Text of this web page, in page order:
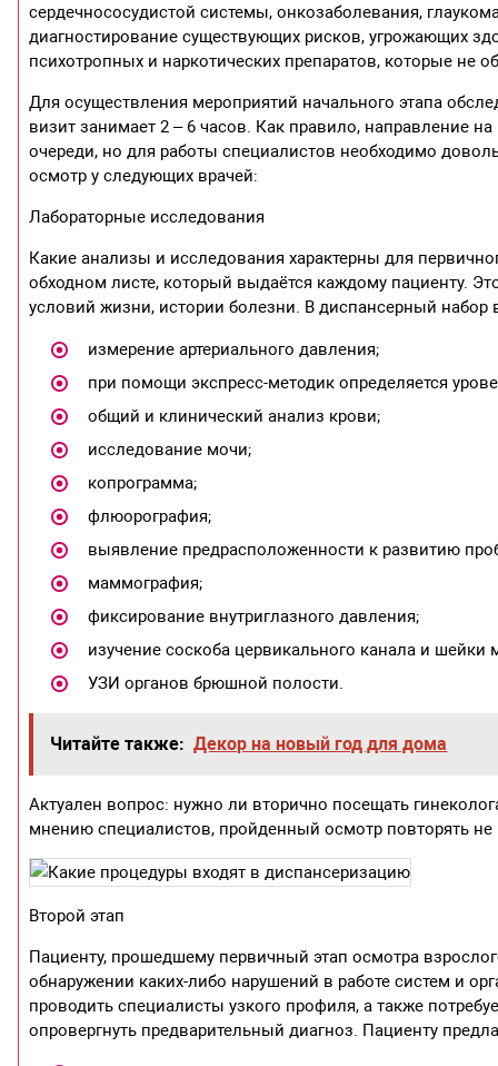
сердечнососудистой системы, онкозаболевания,
диагностирование существующих рисков, угрожающих
психотропных и наркотических препаратов, которые не
Для осуществления мероприятий начального этапа
визит занимает 2 – 6 часов. Как правило, направление
очереди, но для работы специалистов необходимо
осмотр у следующих врачей:
Лабораторные исследования
Какие анализы и исследования характерны для
обходном листе, который выдаётся каждому пациенту.
условий жизни, истории болезни. В диспансерный набор
измерение артериального давления;
при помощи экспресс-методик определяется
общий и клинический анализ крови;
исследование мочи;
копрограмма;
флюорография;
выявление предрасположенности к развитию
маммография;
фиксирование внутриглазного давления;
изучение соскоба цервикального канала и шейки
УЗИ органов брюшной полости.
Читайте также: Декор на новый год для дома
Актуален вопрос: нужно ли вторично посещать
мнению специалистов, пройденный осмотр повторять
Второй этап
Пациенту, прошедшему первичный этап осмотра
обнаружении каких-либо нарушений в работе систем и
проводить специалисты узкого профиля, а также
опровергнуть предварительный диагноз. Пациенту